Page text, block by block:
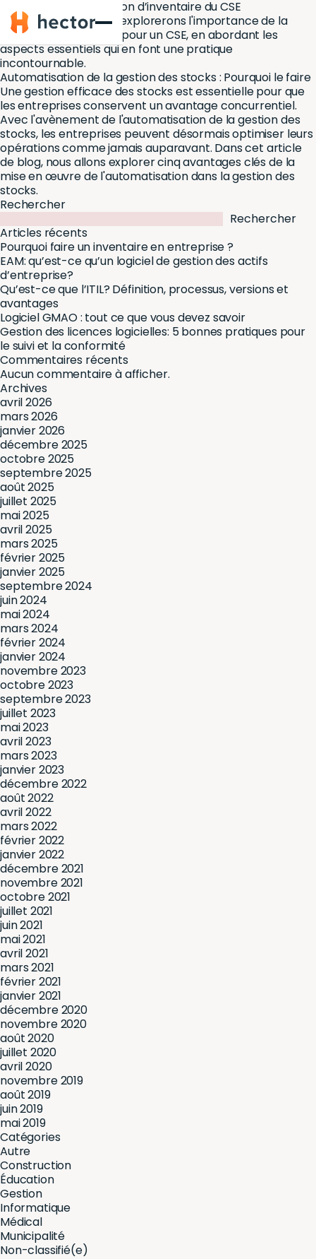
Hector
Tout savoir sur la gestion d’inventaire du CSE
Dans cet article, nous explorerons l'importance de la
gestion de l'inventaire pour un CSE, en abordant les
aspects essentiels qui en font une pratique
incontournable.
Automatisation de la gestion des stocks : Pourquoi le faire
Une gestion efficace des stocks est essentielle pour que
les entreprises conservent un avantage concurrentiel.
Avec l'avènement de l'automatisation de la gestion des
stocks, les entreprises peuvent désormais optimiser leurs
opérations comme jamais auparavant. Dans cet article
de blog, nous allons explorer cinq avantages clés de la
mise en œuvre de l'automatisation dans la gestion des
stocks.
Rechercher
Rechercher
Articles récents
Pourquoi faire un inventaire en entreprise ?
EAM: qu’est-ce qu’un logiciel de gestion des actifs
d’entreprise?
Qu’est-ce que l’ITIL? Définition, processus, versions et
avantages
Logiciel GMAO : tout ce que vous devez savoir
Gestion des licences logicielles: 5 bonnes pratiques pour
le suivi et la conformité
Commentaires récents
Aucun commentaire à afficher.
Archives
avril 2026
mars 2026
janvier 2026
décembre 2025
octobre 2025
septembre 2025
août 2025
juillet 2025
mai 2025
avril 2025
mars 2025
février 2025
janvier 2025
septembre 2024
juin 2024
mai 2024
mars 2024
février 2024
janvier 2024
novembre 2023
octobre 2023
septembre 2023
juillet 2023
mai 2023
avril 2023
mars 2023
janvier 2023
décembre 2022
août 2022
avril 2022
mars 2022
février 2022
janvier 2022
décembre 2021
novembre 2021
octobre 2021
juillet 2021
juin 2021
mai 2021
avril 2021
mars 2021
février 2021
janvier 2021
décembre 2020
novembre 2020
août 2020
juillet 2020
avril 2020
novembre 2019
août 2019
juin 2019
mai 2019
Catégories
Autre
Construction
Éducation
Gestion
Informatique
Médical
Municipalité
Non-classifié(e)